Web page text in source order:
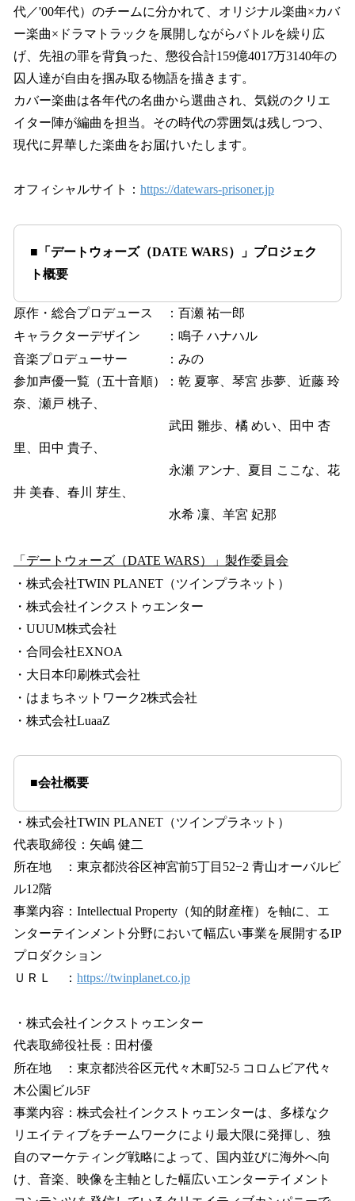
代／'00年代）のチームに分かれて、オリジナル楽曲×カバ
ー楽曲×ドラマトラックを展開しながらバトルを繰り広
げ、先祖の罪を背負った、懲役合計159億4017万3140年の
囚人達が自由を掴み取る物語を描きます。
カバー楽曲は各年代の名曲から選曲され、気鋭のクリエ
イター陣が編曲を担当。その時代の雰囲気は残しつつ、
現代に昇華した楽曲をお届けいたします。
オフィシャルサイト： https://datewars-prisoner.jp
■「デートウォーズ（DATE WARS）」プロジェク
ト概要
原作・総合プロデュース ：百瀬 祐一郎
キャラクターデザイン ：鳴子 ハナハル
音楽プロデューサー ：みの
参加声優一覧（五十音順）：乾 夏寧、琴宮 歩夢、近藤 玲
奈、瀬戸 桃子、
武田 雛歩、橘 めい、田中 杏
里、田中 貴子、
永瀬 アンナ、夏目 ここな、花
井 美春、春川 芽生、
水希 凜、羊宮 妃那
「デートウォーズ（DATE WARS）」製作委員会
・株式会社TWIN PLANET（ツインプラネット）
・株式会社インクストゥエンター
・UUUM株式会社
・合同会社EXNOA
・大日本印刷株式会社
・はまちネットワーク2株式会社
・株式会社LuaaZ
■会社概要
・株式会社TWIN PLANET（ツインプラネット）
代表取締役：矢嶋 健二
所在地 ：東京都渋谷区神宮前5丁目52−2 青山オーバルビ
ル12階
事業内容：Intellectual Property（知的財産権）を軸に、エ
ンターテインメント分野において幅広い事業を展開するIP
プロダクション
ＵＲＬ ： https://twinplanet.co.jp
・株式会社インクストゥエンター
代表取締役社長：田村優
所在地 ：東京都渋谷区元代々木町52-5 コロムビア代々
木公園ビル5F
事業内容：株式会社インクストゥエンターは、多様なク
リエイティブをチームワークにより最大限に発揮し、独
自のマーケティング戦略によって、国内並びに海外へ向
け、音楽、映像を主軸とした幅広いエンターテイメント